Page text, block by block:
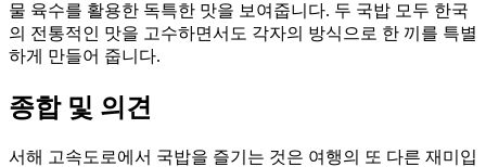
물 육수를 활용한 독특한 맛을 보여줍니다. 두 국밥 모두 한국
의 전통적인 맛을 고수하면서도 각자의 방식으로 한 끼를 특별
하게 만들어 줍니다.
종합 및 의견
서해 고속도로에서 국밥을 즐기는 것은 여행의 또 다른 재미입